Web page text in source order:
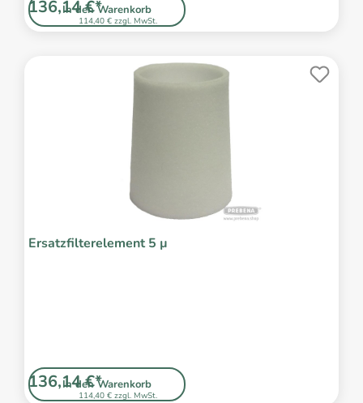
In den Warenkorb
114,40 € zzgl. MwSt.
136,14 €*
Ersatzfilterelement 5 µ
In den Warenkorb
114,40 € zzgl. MwSt.
136,14 €*